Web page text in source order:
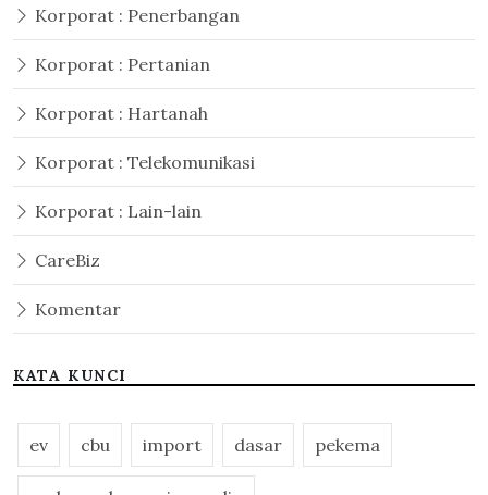
Korporat : Penerbangan
Korporat : Pertanian
Korporat : Hartanah
Korporat : Telekomunikasi
Korporat : Lain-lain
CareBiz
Komentar
KATA KUNCI
ev cbu import dasar pekema